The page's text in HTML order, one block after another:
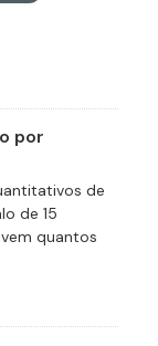
por
de
de 15
quantos